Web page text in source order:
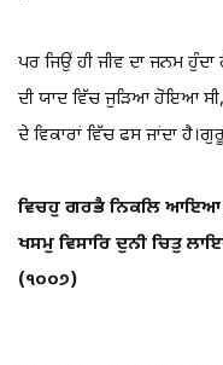
ਪਰ ਜਿਉਂ ਹੀ ਜੀਵ ਦਾ ਜਨਮ
ਦੀ ਯਾਦ ਵਿੱਚ ਜੁੜਿਆ ਹੋਇਆ
ਦੇ ਵਿਕਾਰਾਂ ਵਿੱਚ ਫਸ ਜਾਂਦਾ
ਵਿਚਹੁ ਗਰਭੈ ਨਿਕਲਿ
ਖਸਮੁ ਵਿਸਾਰਿ ਦੁਨੀ ਚਿਤੁ
(੧੦੦੭)